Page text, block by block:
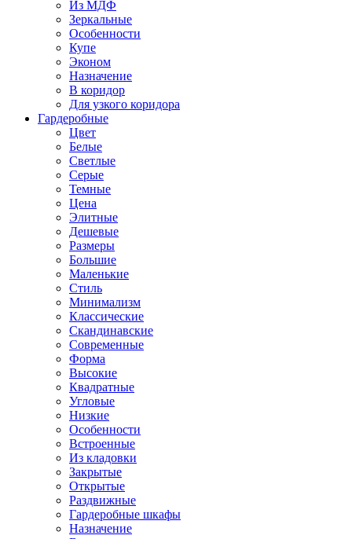
Из МДФ
Зеркальные
Особенности
Купе
Эконом
Назначение
В коридор
Для узкого коридора
Гардеробные
Цвет
Белые
Светлые
Серые
Темные
Цена
Элитные
Дешевые
Размеры
Большие
Маленькие
Стиль
Минимализм
Классические
Скандинавские
Современные
Форма
Высокие
Квадратные
Угловые
Низкие
Особенности
Встроенные
Из кладовки
Закрытые
Открытые
Раздвижные
Гардеробные шкафы
Назначение